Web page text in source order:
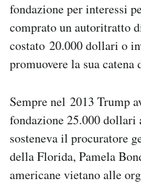
fondazione per interessi
comprato un autoritratto
costato 20.000 dollari o
promuovere la sua
Sempre nel 2013 Trump
fondazione 25.000
sosteneva il procuratore
della Florida, Pamela
americane vietano alle